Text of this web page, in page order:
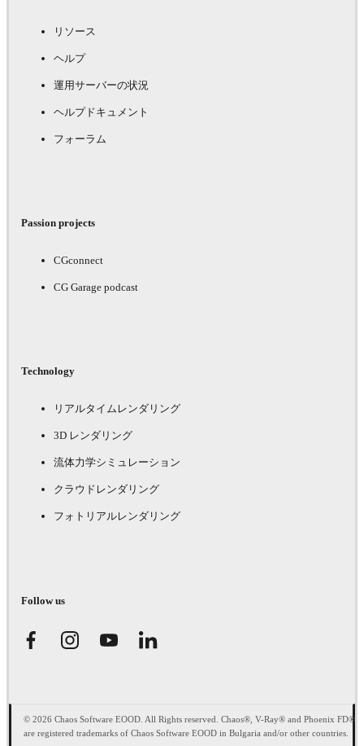
リソース
ヘルプ
運用サーバーの状況
ヘルプドキュメント
フォーラム
Passion projects
CGconnect
CG Garage podcast
Technology
リアルタイムレンダリング
3D レンダリング
流体力学シミュレーション
クラウドレンダリング
フォトリアルレンダリング
Follow us
© 2026 Chaos Software EOOD. All Rights reserved. Chaos®, V-Ray® and Phoenix FD®
are registered trademarks of Chaos Software EOOD in Bulgaria and/or other countries.